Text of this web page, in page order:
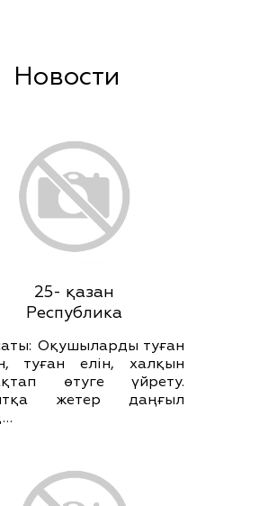
Новости
25- қазан
Республика
Оқушыларды туған
туған елін, халқын
өтуге үйрету.
жетер даңғыл